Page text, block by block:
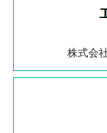
株式会